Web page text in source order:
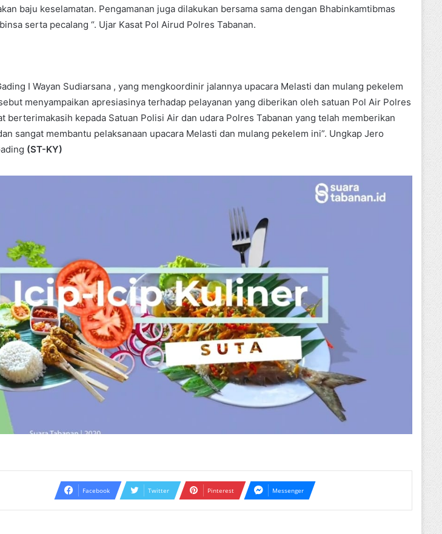
baju keselamatan. Pengamanan juga dilakukan bersama sama dengan Bhabinkamtibmas
serta pecalang “. Ujar Kasat Pol Airud Polres Tabanan.
I Wayan Sudiarsana , yang mengkoordinir jalannya upacara Melasti dan mulang pekelem
menyampaikan apresiasinya terhadap pelayanan yang diberikan oleh satuan Pol Air Polres
berterimakasih kepada Satuan Polisi Air dan udara Polres Tabanan yang telah memberikan
sangat membantu pelaksanaan upacara Melasti dan mulang pekelem ini”. Ungkap Jero
(ST-KY)
Facebook Twitter Pinterest Messenger